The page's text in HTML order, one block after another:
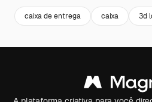
caixa de entrega caixa 3d